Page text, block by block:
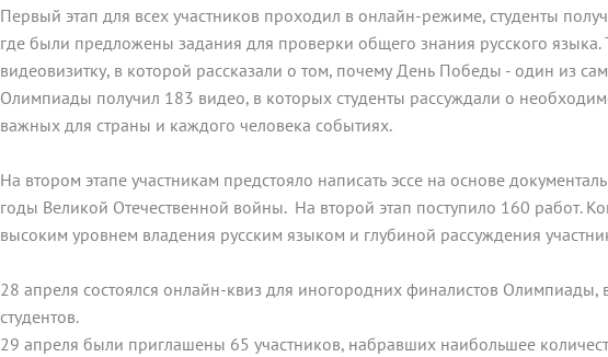
Первый этап для всех участников проходил в онлайн-режиме, студенты
где были предложены задания для проверки общего знания русского языка.
видеовизитку, в которой рассказали о том, почему День Победы - один из
Олимпиады получил 183 видео, в которых студенты рассуждали о
важных для страны и каждого человека событиях.
На втором этапе участникам предстояло написать эссе на основе
годы Великой Отечественной войны. На второй этап поступило 160 работ.
высоким уровнем владения русским языком и глубиной рассуждения
28 апреля состоялся онлайн-квиз для иногородних финалистов Олимпиады,
студентов.
29 апреля были приглашены 65 участников, набравших наибольшее